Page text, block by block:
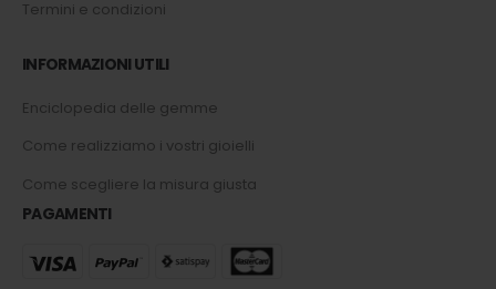
Termini e condizioni
INFORMAZIONI UTILI
Enciclopedia delle gemme
Come realizziamo i vostri gioielli
Come scegliere la misura giusta
PAGAMENTI